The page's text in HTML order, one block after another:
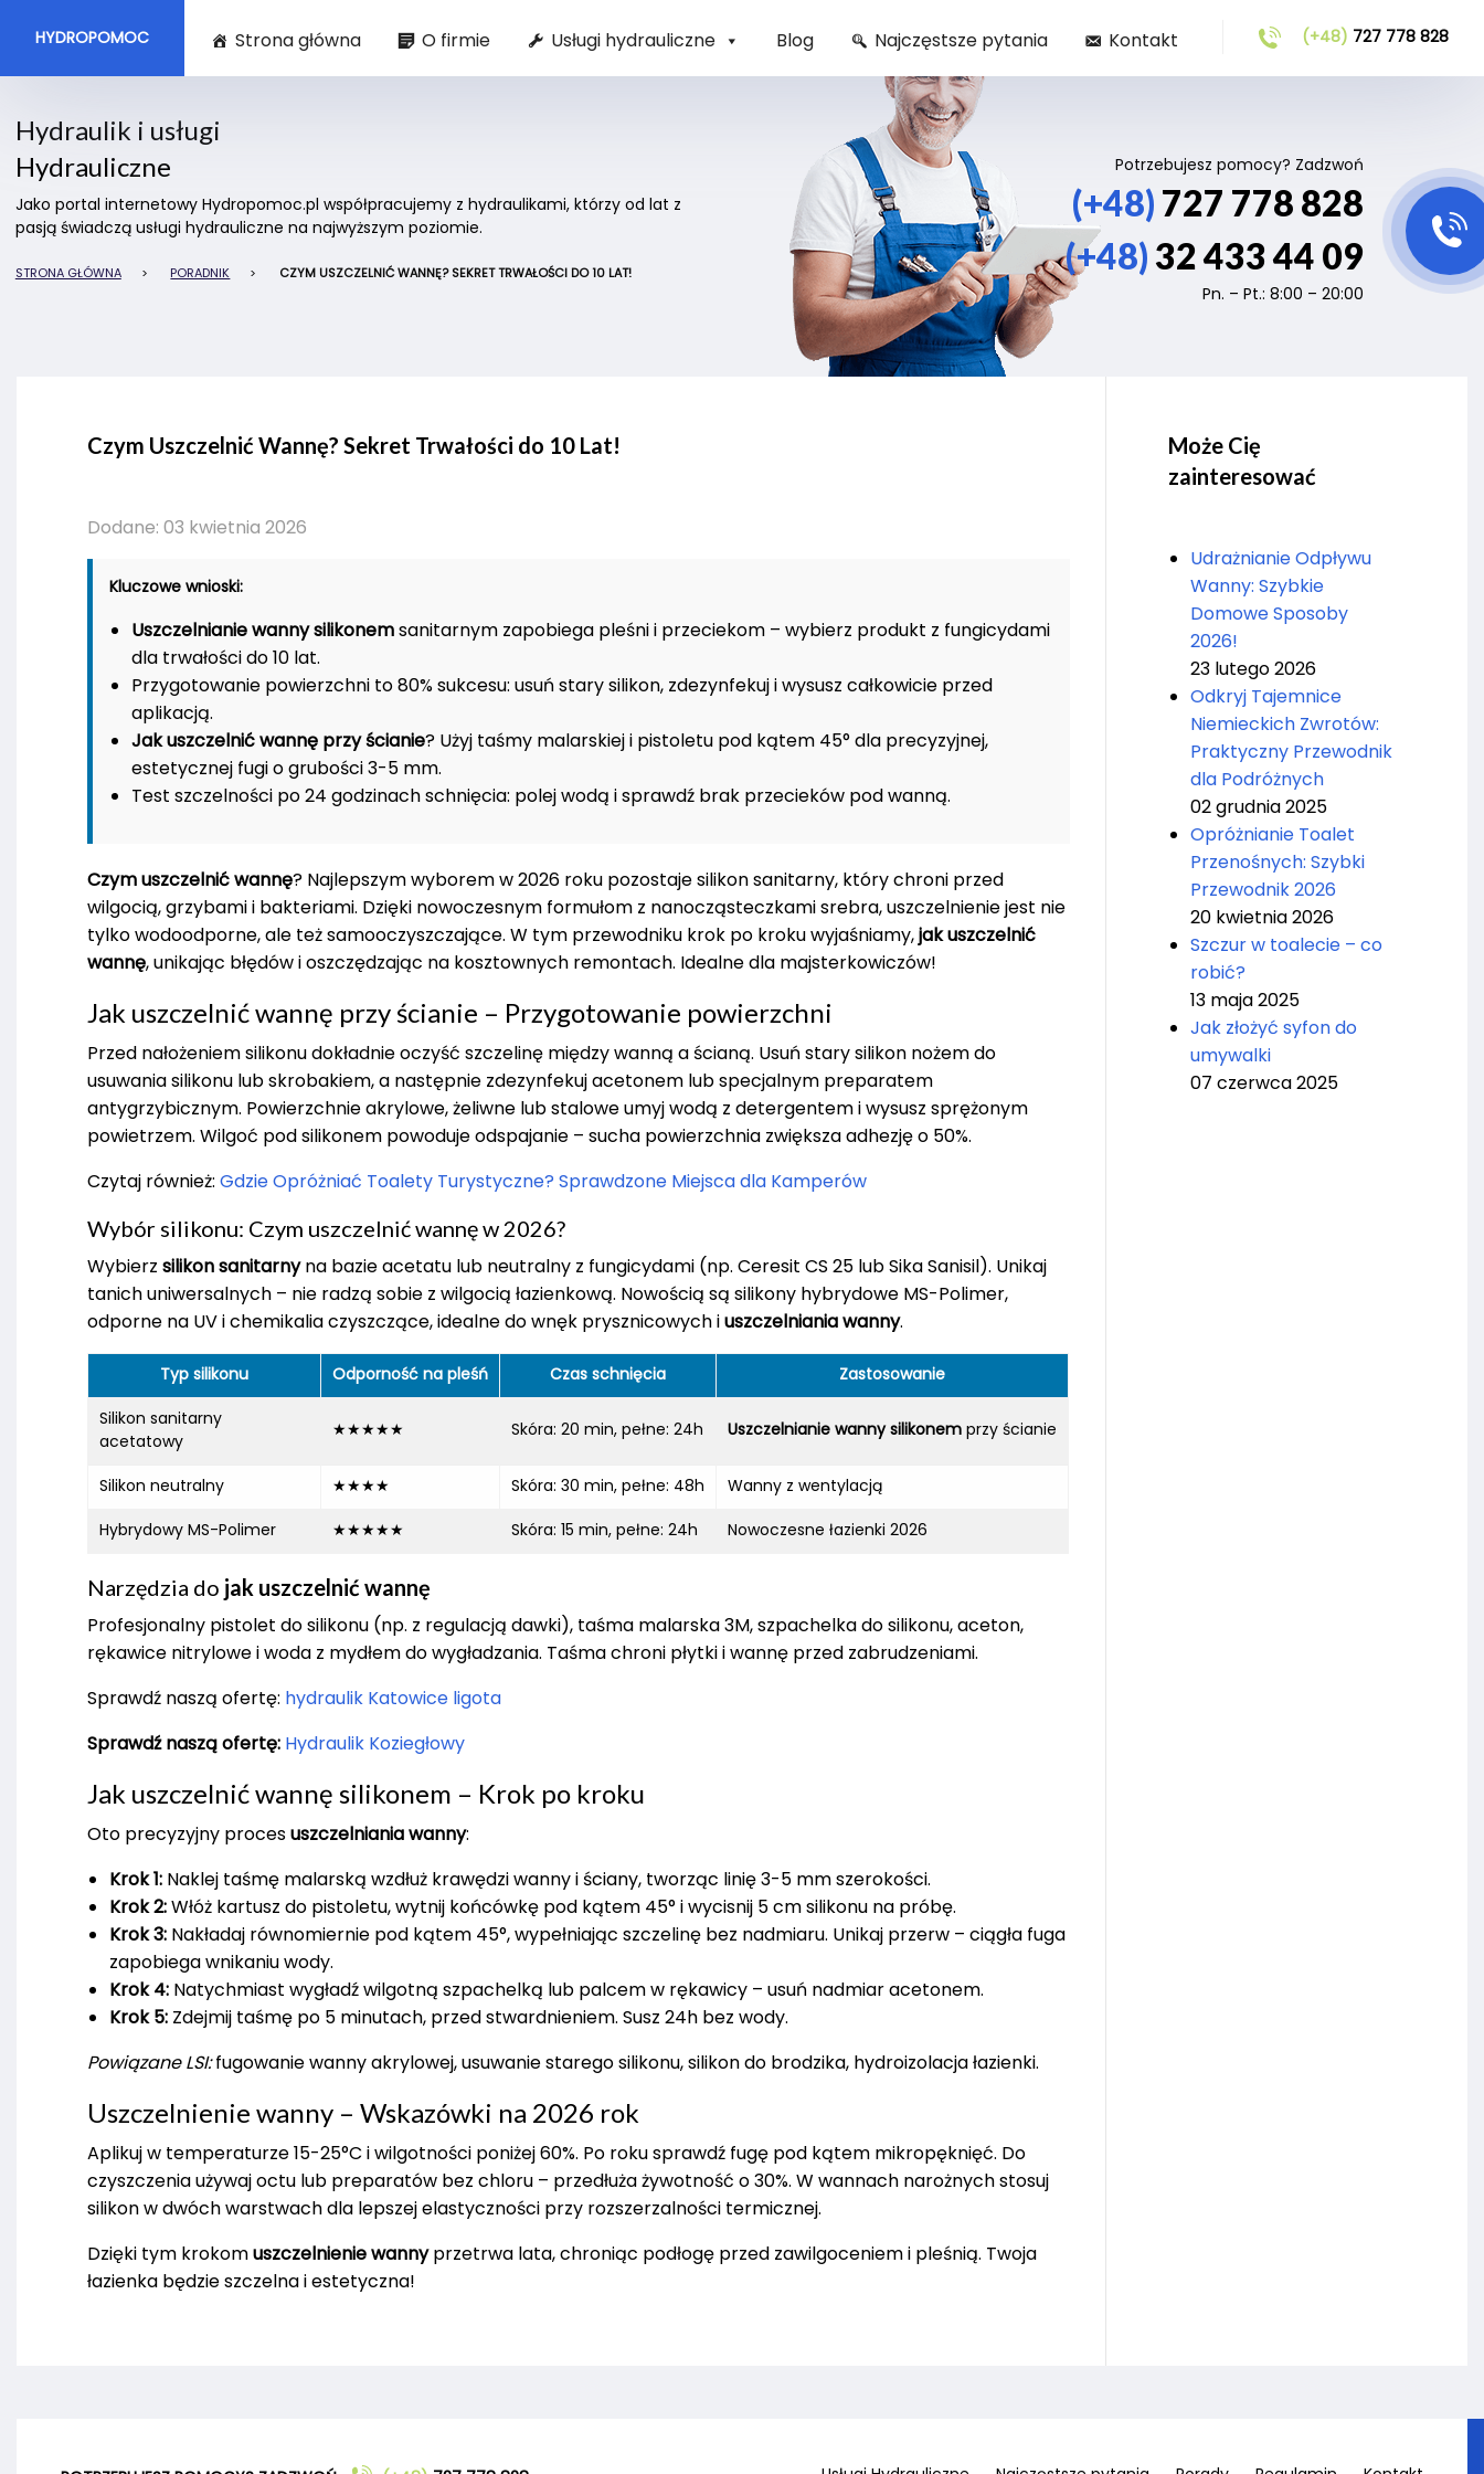
HYDROPOMOC (+48) 727 778 828
Strona główna O firmie Usługi hydrauliczne Blog Najczęstsze pytania Kontakt
Hydraulik i usługi
Hydrauliczne
Jako portal internetowy Hydropomoc.pl współpracujemy z hydraulikami, którzy od lat z
pasją świadczą usługi hydrauliczne na najwyższym poziomie.
STRONA GŁÓWNA > PORADNIK > CZYM USZCZELNIĆ WANNĘ? SEKRET TRWAŁOŚCI DO 10 LAT!
Potrzebujesz pomocy? Zadzwoń
(+48) 727 778 828
(+48) 32 433 44 09
Pn. – Pt.: 8:00 – 20:00
Czym Uszczelnić Wannę? Sekret Trwałości do 10 Lat!
Dodane: 03 kwietnia 2026
Kluczowe wnioski:
Uszczelnianie wanny silikonemsanitarnym zapobiega pleśni i przeciekom – wybierz produkt z fungicydami
dla trwałości do 10 lat.
Przygotowanie powierzchni to 80% sukcesu: usuń stary silikon, zdezynfekuj i wysusz całkowicie przed
aplikacją.
Jak uszczelnić wannę przy ścianie? Użyj taśmy malarskiej i pistoletu pod kątem 45° dla precyzyjnej,
estetycznej fugi o grubości 3-5 mm.
Test szczelności po 24 godzinach schnięcia: polej wodą i sprawdź brak przecieków pod wanną.
Czym uszczelnić wannę? Najlepszym wyborem w 2026 roku pozostaje silikon sanitarny, który chroni przed
wilgocią, grzybami i bakteriami. Dzięki nowoczesnym formułom z nanocząsteczkami srebra, uszczelnienie jest nie
tylko wodoodporne, ale też samooczyszczające. W tym przewodniku krok po kroku wyjaśniamy,jak uszczelnić
wannę, unikając błędów i oszczędzając na kosztownych remontach. Idealne dla majsterkowiczów!
Jak uszczelnić wannę przy ścianie – Przygotowanie powierzchni
Przed nałożeniem silikonu dokładnie oczyść szczelinę między wanną a ścianą. Usuń stary silikon nożem do
usuwania silikonu lub skrobakiem, a następnie zdezynfekuj acetonem lub specjalnym preparatem
antygrzybicznym. Powierzchnie akrylowe, żeliwne lub stalowe umyj wodą z detergentem i wysusz sprężonym
powietrzem. Wilgoć pod silikonem powoduje odspajanie – sucha powierzchnia zwiększa adhezję o 50%.
Czytaj również: Gdzie Opróżniać Toalety Turystyczne? Sprawdzone Miejsca dla Kamperów
Wybór silikonu: Czym uszczelnić wannę w 2026?
Wybierz silikon sanitarnyna bazie acetatu lub neutralny z fungicydami (np. Ceresit CS 25 lub Sika Sanisil). Unikaj
tanich uniwersalnych – nie radzą sobie z wilgocią łazienkową. Nowością są silikony hybrydowe MS-Polimer,
odporne na UV i chemikalia czyszczące, idealne do wnęk prysznicowych iuszczelniania wanny.
Typ silikonu Odporność na pleśń Czas schnięcia
Zastosowanie
Silikon sanitarny
acetatowy
★★★★★ Skóra: 20 min, pełne: 24h Uszczelnianie wanny silikonem przy ścianie
Silikon neutralny ★★★★ Skóra: 30 min, pełne: 48h
Wanny z wentylacją
Hybrydowy MS-Polimer
★★★★★ Skóra: 15 min, pełne: 24h Nowoczesne łazienki 2026
Narzędzia do jak uszczelnić wannę
Profesjonalny pistolet do silikonu (np. z regulacją dawki), taśma malarska 3M, szpachelka do silikonu, aceton,
rękawice nitrylowe i woda z mydłem do wygładzania. Taśma chroni płytki i wannę przed zabrudzeniami.
Sprawdź naszą ofertę: hydraulik Katowice ligota
Sprawdź naszą ofertę: Hydraulik Koziegłowy
Jak uszczelnić wannę silikonem – Krok po kroku
Oto precyzyjny procesuszczelniania wanny:
Krok 1: Naklej taśmę malarską wzdłuż krawędzi wanny i ściany, tworząc linię 3-5 mm szerokości.
Krok 2:Włóż kartusz do pistoletu, wytnij końcówkę pod kątem 45° i wycisnij 5 cm silikonu na próbę.
Krok 3: Nakładaj równomiernie pod kątem 45°, wypełniając szczelinę bez nadmiaru. Unikaj przerw – ciągła fuga
zapobiega wnikaniu wody.
Krok 4: Natychmiast wygładź wilgotną szpachelką lub palcem w rękawicy – usuń nadmiar acetonem.
Krok 5: Zdejmij taśmę po 5 minutach, przed stwardnieniem. Susz 24h bez wody.
Powiązane LSI:fugowanie wanny akrylowej, usuwanie starego silikonu, silikon do brodzika, hydroizolacja łazienki.
Uszczelnienie wanny – Wskazówki na 2026 rok
Aplikuj w temperaturze 15-25°C i wilgotności poniżej 60%. Po roku sprawdź fugę pod kątem mikropęknięć. Do
czyszczenia używaj octu lub preparatów bez chloru – przedłuża żywotność o 30%. W wannach narożnych stosuj
silikon w dwóch warstwach dla lepszej elastyczności przy rozszerzalności termicznej.
Dzięki tym krokomuszczelnienie wannyprzetrwa lata, chroniąc podłogę przed zawilgoceniem i pleśnią. Twoja
łazienka będzie szczelna i estetyczna!
Może Cię
zainteresować
Udrażnianie Odpływu
Wanny: Szybkie
Domowe Sposoby
2026!
23 lutego 2026
Odkryj Tajemnice
Niemieckich Zwrotów:
Praktyczny Przewodnik
dla Podróżnych
02 grudnia 2025
Opróżnianie Toalet
Przenośnych: Szybki
Przewodnik 2026
20 kwietnia 2026
Szczur w toalecie – co
robić?
13 maja 2025
Jak złożyć syfon do
umywalki
07 czerwca 2025